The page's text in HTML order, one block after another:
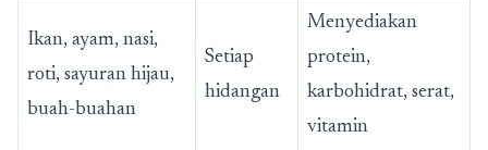
Ikan, ayam, nasi,
roti, sayuran hijau,
buah-buahan
Setiap
hidangan
Menyediakan
protein,
karbohidrat, serat,
vitamin